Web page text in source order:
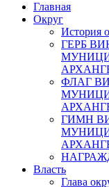
Главная
Округ
История
ГЕРБ
ФЛАГ
ГИМН
Власть
Глава